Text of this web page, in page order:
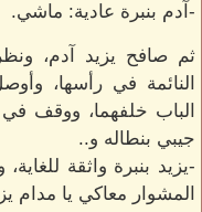
-آدم بنبرة عادية: ماشي.
ثم صافح يزيد آدم،
النائمة في رأسها،
الباب خلفهما، ووقف
جيبي بنطاله و..
-يزيد بنبرة واثقة
المشوار معاكي يا مدام